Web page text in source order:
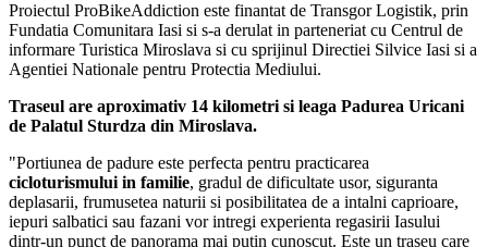
Proiectul ProBikeAddiction este finantat de Transgor Logistik, prin
Fundatia Comunitara Iasi si s-a derulat in parteneriat cu Centrul de
informare Turistica Miroslava si cu sprijinul Directiei Silvice Iasi si a
Agentiei Nationale pentru Protectia Mediului.
Traseul are aproximativ 14 kilometri si leaga Padurea Uricani
de Palatul Sturdza din Miroslava.
"Portiunea de padure este perfecta pentru practicarea
cicloturismului in familie, gradul de dificultate usor, siguranta
deplasarii, frumusetea naturii si posibilitatea de a intalni caprioare,
iepuri salbatici sau fazani vor intregi experienta regasirii Iasului
dintr-un punct de panorama mai putin cunoscut. Este un traseu care